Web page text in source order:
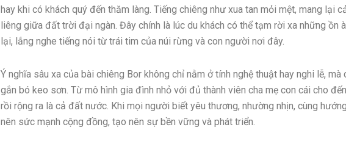
hay khi có khách quý đến thăm làng. Tiếng chiêng như xua tan mỏi mệt, mang lại
liêng giữa đất trời đại ngàn. Đây chính là lúc du khách có thể tạm rời xa những ồn
lại, lắng nghe tiếng nói từ trái tim của núi rừng và con người nơi đây.
Ý nghĩa sâu xa của bài chiêng Bor không chỉ nằm ở tính nghệ thuật hay nghi lễ,
gắn bó keo sơn. Từ mô hình gia đình nhỏ với đủ thành viên cha mẹ con cái cho
rồi rộng ra là cả đất nước. Khi mọi người biết yêu thương, nhường nhịn, cùng
nên sức mạnh cộng đồng, tạo nên sự bền vững và phát triển.